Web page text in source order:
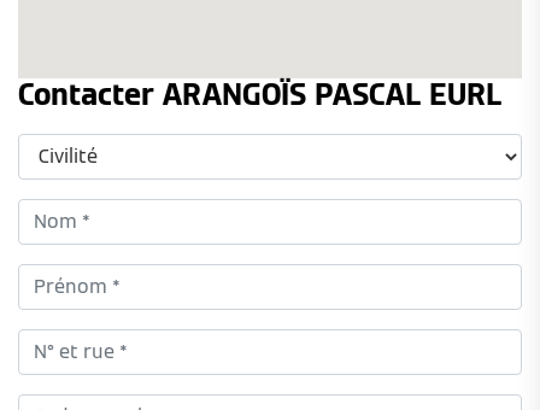
Contacter ARANGOÏS PASCAL EURL